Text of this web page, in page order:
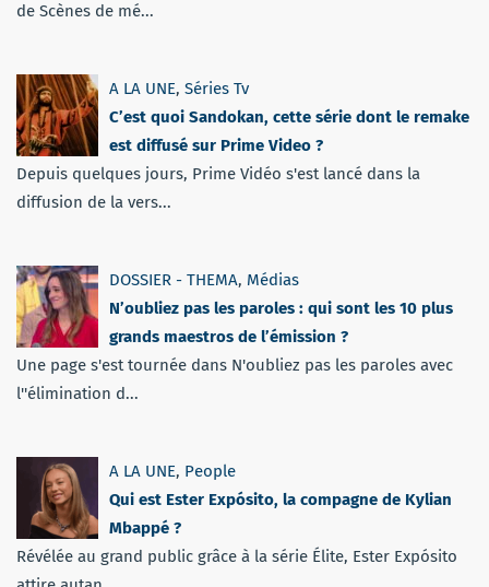
de Scènes de mé...
A LA UNE, Séries Tv
C’est quoi Sandokan, cette série dont le remake
est diffusé sur Prime Video ?
Depuis quelques jours, Prime Vidéo s'est lancé dans la
diffusion de la vers...
DOSSIER - THEMA, Médias
N’oubliez pas les paroles : qui sont les 10 plus
grands maestros de l’émission ?
Une page s'est tournée dans N'oubliez pas les paroles avec
l''élimination d...
A LA UNE, People
Qui est Ester Expósito, la compagne de Kylian
Mbappé ?
Révélée au grand public grâce à la série Élite, Ester Expósito